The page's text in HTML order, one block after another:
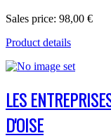
Sales price: 98,00 €
Product details
LES
D'OISE